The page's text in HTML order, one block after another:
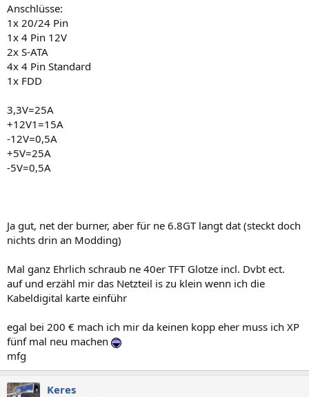
Anschlüsse:
1x 20/24 Pin
1x 4 Pin 12V
2x S-ATA
4x 4 Pin Standard
1x FDD
3,3V=25A
+12V1=15A
-12V=0,5A
+5V=25A
-5V=0,5A
Ja gut, net der burner, aber für ne 6.8GT langt dat (steckt doch
nichts drin an Modding)
Mal ganz Ehrlich schraub ne 40er TFT Glotze incl. Dvbt ect.
auf und erzähl mir das Netzteil is zu klein wenn ich die
Kabeldigital karte einführ
egal bei 200 € mach ich mir da keinen kopp eher muss ich XP
fünf mal neu machen
mfg
Keres